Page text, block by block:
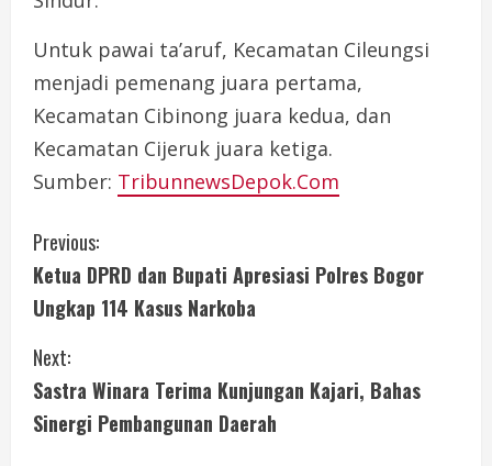
Untuk pawai ta’aruf, Kecamatan Cileungsi
menjadi pemenang juara pertama,
Kecamatan Cibinong juara kedua, dan
Kecamatan Cijeruk juara ketiga.
Sumber: TribunnewsDepok.Com
C
o
n
t
i
Previous:
Ketua DPRD dan Bupati Apresiasi Polres Bogor
Ungkap 114 Kasus Narkoba
Next:
Sastra Winara Terima Kunjungan Kajari, Bahas
Sinergi Pembangunan Daerah